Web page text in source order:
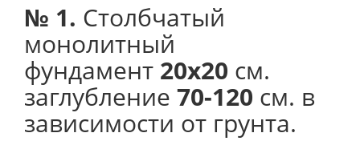
№ 1. Столбчатый
монолитный
фундамент 20х20 см.
заглубление 70-120 см. в
зависимости от грунта.